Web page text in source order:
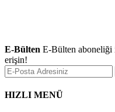
E-Bülten E-Bülten aboneliği
erişin!
HIZLI MENÜ